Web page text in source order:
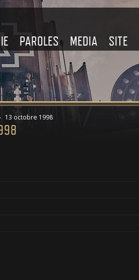
PAROLES MEDIA SITE
13 octobre 1998